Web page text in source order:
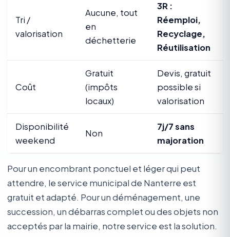
Tri /
valorisation
Aucune, tout
en
déchetterie
3R :
Réemploi,
Recyclage,
Réutilisation
Coût
Gratuit
(impôts
locaux)
Devis, gratuit
possible si
valorisation
Disponibilité
weekend
Non
7j/7 sans
majoration
Pour un encombrant ponctuel et léger qui peut
attendre, le service municipal de Nanterre est
gratuit et adapté. Pour un déménagement, une
succession, un débarras complet ou des objets non
acceptés par la mairie, notre service est la solution.